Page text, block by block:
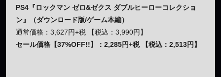
PS4『ロックマン ゼロ&ゼクス ダブルヒーローコレクショ
ン』（ダウンロード版/ゲーム本編）
通常価格：3,627円+税 【税込：3,990円】
セール価格【37%OFF!!】：2,285円+税 【税込：2,513円】